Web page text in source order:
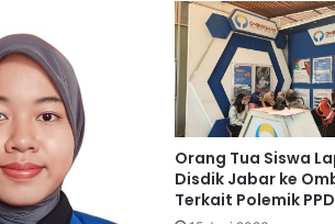
Orang Tua Siswa
Disdik Jabar ke
Terkait Polemik